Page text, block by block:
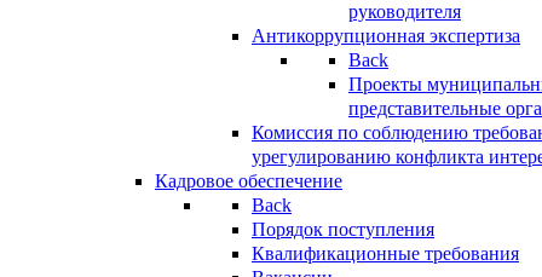
руководителя
Антикоррупционная экспертиза
Back
Проекты
представительные
Комиссия по соблюдению
урегулированию конфликта
Кадровое обеспечение
Back
Порядок поступления
Квалификационные требования